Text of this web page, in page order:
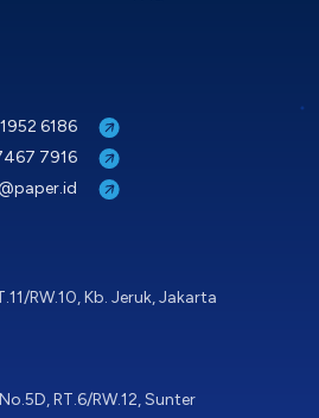
6186
7916
RW.10, Kb. Jeruk, Jakarta
RT.6/RW.12, Sunter